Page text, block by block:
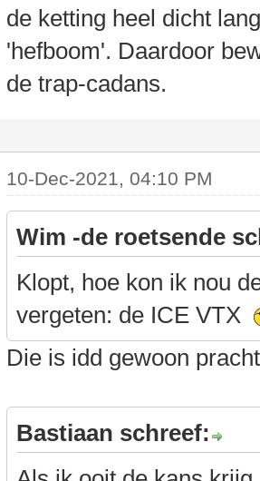
de ketting heel dicht
'hefboom'. Daardoor
de trap-cadans.
10-Dec-2021, 04:10 PM
Wim -de roetsende
Klopt, hoe kon ik nou
vergeten: de ICE VTX
Die is idd gewoon
Bastiaan schreef: